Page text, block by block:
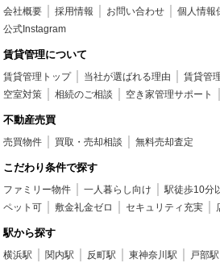
会社概要
採用情報 お問い合わせ 個人情報
公式Instagram
賃貸管理について
賃貸管理トップ 当社が選ばれる理由 賃貸管
空室対策
相続のご相談 空き家管理サポート
不動産売買
売買物件 買取・売却相談 無料売却査定
こだわり条件で探す
ファミリー物件 一人暮らし向け 駅徒歩10分
ペット可
敷金礼金ゼロ セキュリティ充実
駅から探す
横浜駅 関内駅 反町駅 東神奈川駅 戸部駅